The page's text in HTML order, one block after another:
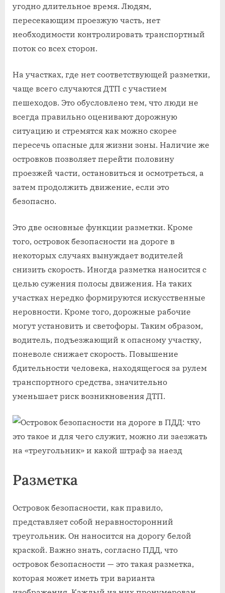
угодно длительное время. Людям,
пересекающим проезжую часть, нет
необходимости контролировать транспортный
поток со всех сторон.
На участках, где нет соответствующей разметки,
чаще всего случаются ДТП с участием
пешеходов. Это обусловлено тем, что люди не
всегда правильно оценивают дорожную
ситуацию и стремятся как можно скорее
пересечь опасные для жизни зоны. Наличие же
островков позволяет перейти половину
проезжей части, остановиться и осмотреться, а
затем продолжить движение, если это
безопасно.
Это две основные функции разметки. Кроме
того, островок безопасности на дороге в
некоторых случаях вынуждает водителей
снизить скорость. Иногда разметка наносится с
целью сужения полосы движения. На таких
участках нередко формируются искусственные
неровности. Кроме того, дорожные рабочие
могут установить и светофоры. Таким образом,
водитель, подъезжающий к опасному участку,
поневоле снижает скорость. Повышение
бдительности человека, находящегося за рулем
транспортного средства, значительно
уменьшает риск возникновения ДТП.
Разметка
Островок безопасности, как правило,
представляет собой неравносторонний
треугольник. Он наносится на дорогу белой
краской. Важно знать, согласно ПДД, что
островок безопасности — это такая разметка,
которая может иметь три варианта